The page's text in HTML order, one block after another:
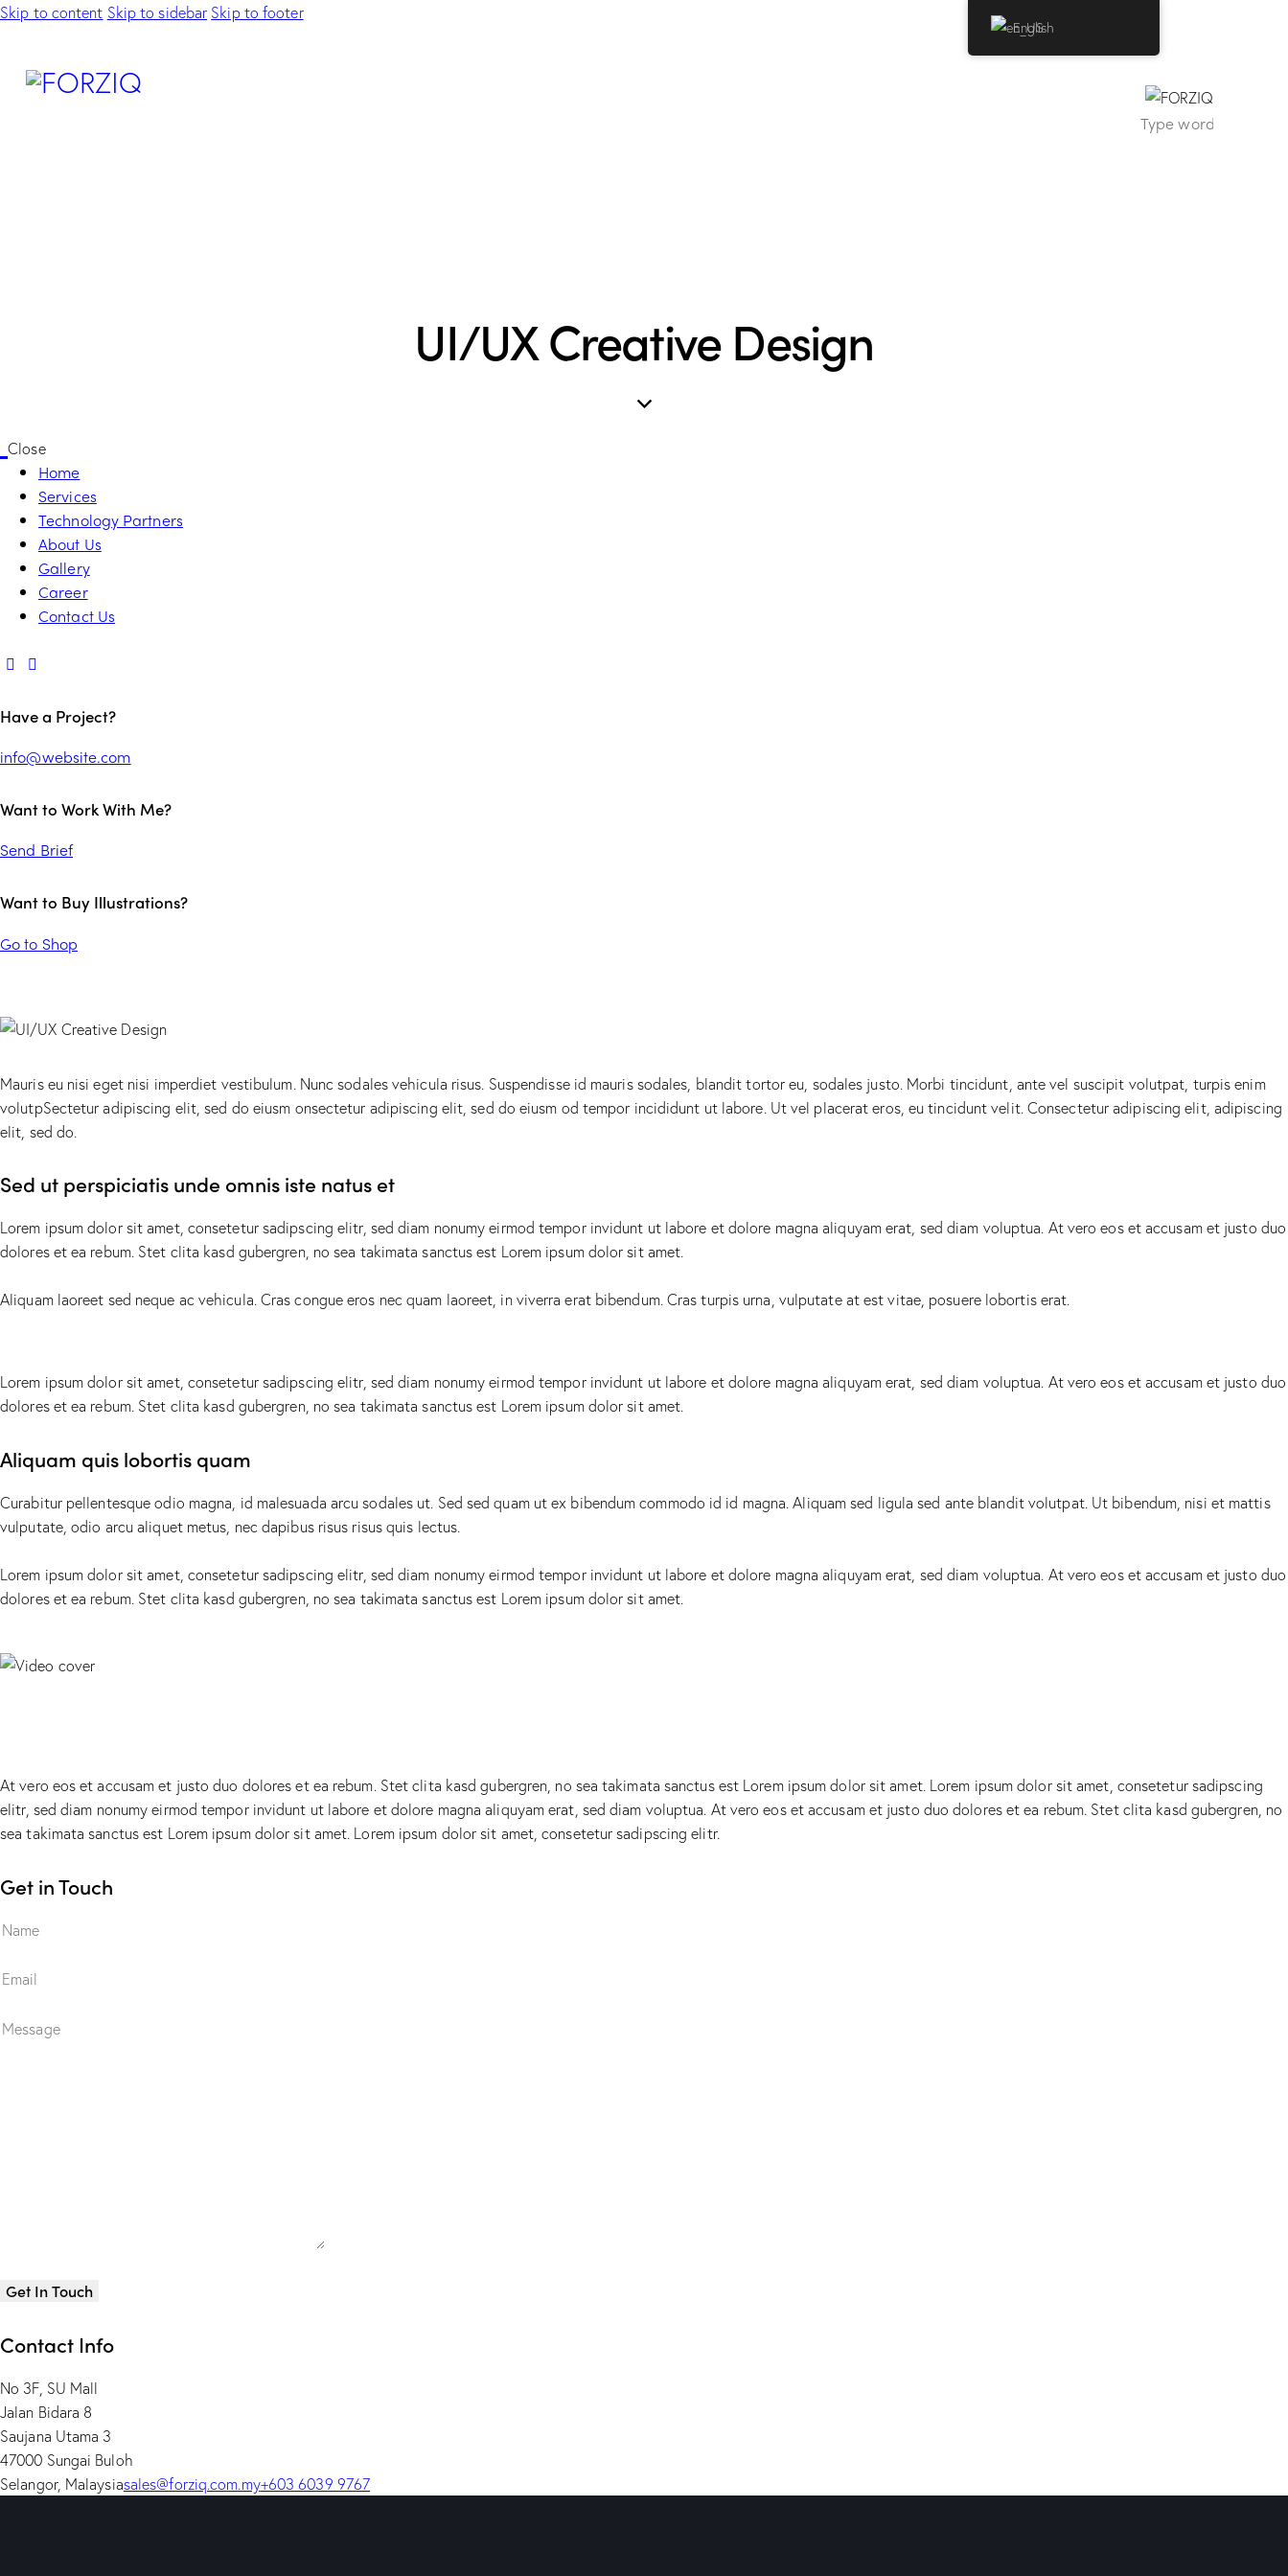
Skip to content Skip to sidebar Skip to footer
UI/UX Creative Design
Close
Home
Services
Technology Partners
About Us
Gallery
Career
Contact Us
Have a Project?
info@website.com
Want to Work With Me?
Send Brief
Want to Buy Illustrations?
Go to Shop
Mauris eu nisi eget nisi imperdiet vestibulum. Nunc sodales vehicula risus. Suspendisse id mauris sodales, blandit tortor eu, sodales justo. Morbi tincidunt, ante vel suscipit volutpat, turpis enim
volutpSectetur adipiscing elit, sed do eiusm onsectetur adipiscing elit, sed do eiusm od tempor incididunt ut labore. Ut vel placerat eros, eu tincidunt velit. Consectetur adipiscing elit, adipiscing
elit, sed do.
Sed ut perspiciatis unde omnis iste natus et
Lorem ipsum dolor sit amet, consetetur sadipscing elitr, sed diam nonumy eirmod tempor invidunt ut labore et dolore magna aliquyam erat, sed diam voluptua. At vero eos et accusam et justo duo
dolores et ea rebum. Stet clita kasd gubergren, no sea takimata sanctus est Lorem ipsum dolor sit amet.
Aliquam laoreet sed neque ac vehicula. Cras congue eros nec quam laoreet, in viverra erat bibendum. Cras turpis urna, vulputate at est vitae, posuere lobortis erat.
Lorem ipsum dolor sit amet, consetetur sadipscing elitr, sed diam nonumy eirmod tempor invidunt ut labore et dolore magna aliquyam erat, sed diam voluptua. At vero eos et accusam et justo duo
dolores et ea rebum. Stet clita kasd gubergren, no sea takimata sanctus est Lorem ipsum dolor sit amet.
Aliquam quis lobortis quam
Curabitur pellentesque odio magna, id malesuada arcu sodales ut. Sed sed quam ut ex bibendum commodo id id magna. Aliquam sed ligula sed ante blandit volutpat. Ut bibendum, nisi et mattis
vulputate, odio arcu aliquet metus, nec dapibus risus risus quis lectus.
Lorem ipsum dolor sit amet, consetetur sadipscing elitr, sed diam nonumy eirmod tempor invidunt ut labore et dolore magna aliquyam erat, sed diam voluptua. At vero eos et accusam et justo duo
dolores et ea rebum. Stet clita kasd gubergren, no sea takimata sanctus est Lorem ipsum dolor sit amet.
At vero eos et accusam et justo duo dolores et ea rebum. Stet clita kasd gubergren, no sea takimata sanctus est Lorem ipsum dolor sit amet. Lorem ipsum dolor sit amet, consetetur sadipscing
elitr, sed diam nonumy eirmod tempor invidunt ut labore et dolore magna aliquyam erat, sed diam voluptua. At vero eos et accusam et justo duo dolores et ea rebum. Stet clita kasd gubergren, no
sea takimata sanctus est Lorem ipsum dolor sit amet. Lorem ipsum dolor sit amet, consetetur sadipscing elitr.
Get in Touch
Contact Info
No 3F, SU Mall
Jalan Bidara 8
Saujana Utama 3
47000 Sungai Buloh
Selangor, Malaysiasales@forziq.com.my+603 6039 9767
English